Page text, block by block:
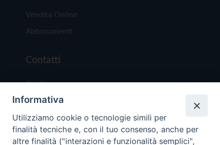
Vendita Online
Abbonamenti
Contatti
Chi Siamo
Redazione
Scrivici
Informativa
Utilizziamo cookie o tecnologie simili per
finalità tecniche e, con il tuo consenso, anche per
altre finalità ("interazioni e funzionalità semplici",